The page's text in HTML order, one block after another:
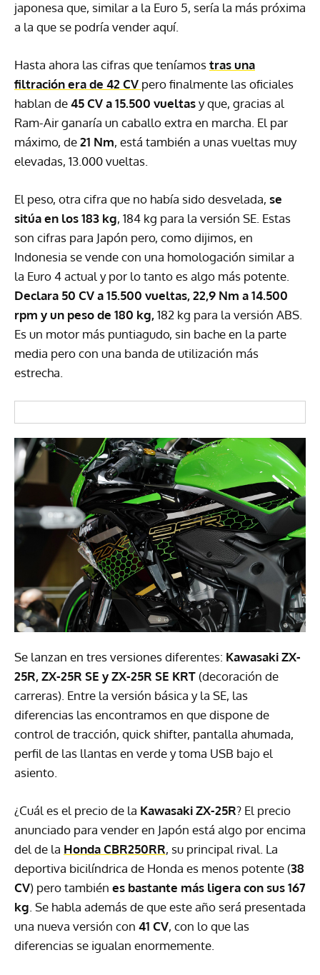
japonesa que, similar a la Euro 5, sería la más próxima
a la que se podría vender aquí.
Hasta ahora las cifras que teníamostras una
filtración era de 42 CV pero finalmente las oficiales
hablan de45 CV a 15.500 vueltasy que, gracias al
Ram-Air ganaría un caballo extra en marcha. El par
máximo, de21 Nm, está también a unas vueltas muy
elevadas, 13.000 vueltas.
El peso, otra cifra que no había sido desvelada, se
sitúa en los 183 kg, 184 kg para la versión SE. Estas
son cifras para Japón pero, como dijimos, en
Indonesia se vende con una homologación similar a
la Euro 4 actual y por lo tanto es algo más potente.
Declara 50 CV a 15.500 vueltas, 22,9 Nm a 14.500
rpm y un peso de 180 kg,182 kg para la versión ABS.
Es un motor más puntiagudo, sin bache en la parte
media pero con una banda de utilización más
estrecha.
Se lanzan en tres versiones diferentes: Kawasaki ZX-
25R, ZX-25R SE y ZX-25R SE KRT(decoración de
carreras). Entre la versión básica y la SE, las
diferencias las encontramos en que dispone de
control de tracción, quick shifter, pantalla ahumada,
perfil de las llantas en verde y toma USB bajo el
asiento.
¿Cuál es el precio de la Kawasaki ZX-25R? El precio
anunciado para vender en Japón está algo por encima
del de la Honda CBR250RR, su principal rival. La
deportiva bicilíndrica de Honda es menos potente (38
CV) pero también es bastante más ligera con sus 167
kg . Se habla además de que este año será presentada
una nueva versión con 41 CV, con lo que las
diferencias se igualan enormemente.